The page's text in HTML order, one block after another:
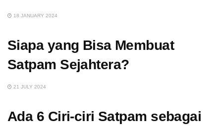
18 JANUARY 2024
Siapa yang Bisa Membuat
Satpam Sejahtera?
21 JULY 2024
Ada 6 Ciri-ciri Satpam sebagai